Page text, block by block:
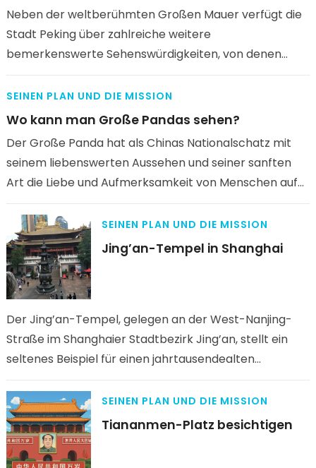
Neben der weltberühmten Großen Mauer verfügt die
Stadt Peking über zahlreiche weitere
bemerkenswerte Sehenswürdigkeiten, von denen
Artikel bietet eine umfassende Einführung…
SEINEN PLAN UND DIE MISSION
Wo kann man Große Pandas sehen?
Der Große Panda hat als Chinas Nationalschatz mit
seinem liebenswerten Aussehen und seiner sanften
Art die Liebe und Aufmerksamkeit von Menschen auf
SEINEN PLAN UND DIE MISSION
Jing’an-Tempel in Shanghai
Der Jing’an-Tempel, gelegen an der West-Nanjing-
Straße im Shanghaier Stadtbezirk Jing’an, stellt ein
seltenes Beispiel für einen jahrtausendealten
Großstadt dar. Ursprünglich im 10….
SEINEN PLAN UND DIE MISSION
Tiananmen-Platz besichtigen